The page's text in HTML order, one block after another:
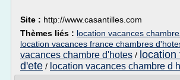
Site : http://www.casantilles.com
Thèmes liés : location vacances
location vacances france chambres
vacances chambre d'hotes /
d'ete / location vacances chambre d